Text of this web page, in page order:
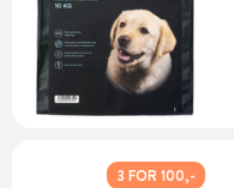
3 FOR 100,-